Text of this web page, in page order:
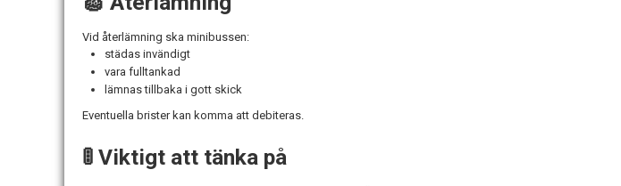
Vid återlämning ska minibussen:
städas invändigt
vara fulltankad
lämnas tillbaka i gott skick
Eventuella brister kan komma att debiteras.
🚦 Viktigt att tänka på